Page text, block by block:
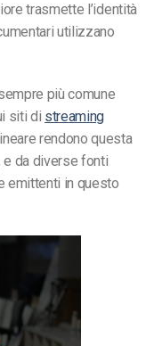
trasmette l’identità
utilizzano
più comune
siti di streaming
rendono questa
da diverse fonti
emittenti in questo